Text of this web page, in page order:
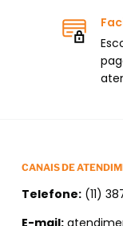
CANAIS DE
Telefone: (11)